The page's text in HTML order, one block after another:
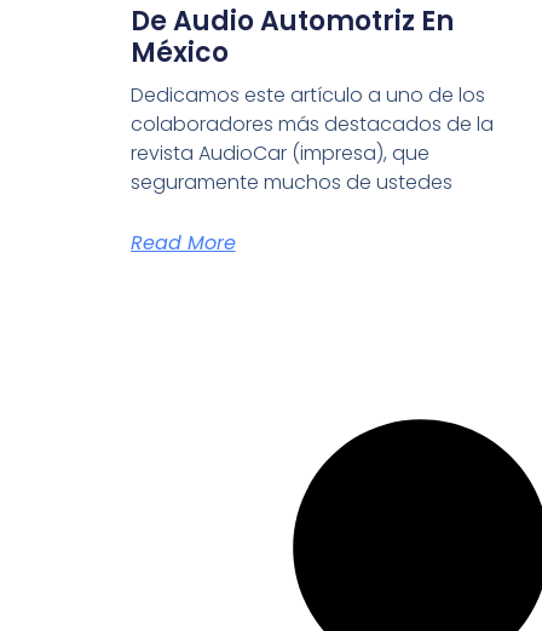
De Audio Automotriz En
México
Dedicamos este artículo a uno de los
colaboradores más destacados de la
revista AudioCar (impresa), que
seguramente muchos de ustedes
Read More